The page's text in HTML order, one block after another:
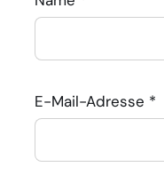
E-Mail-Adresse *